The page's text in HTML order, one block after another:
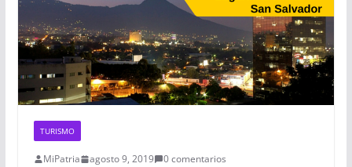
TURISMO
MiPatria agosto 9, 2019 0 comentarios